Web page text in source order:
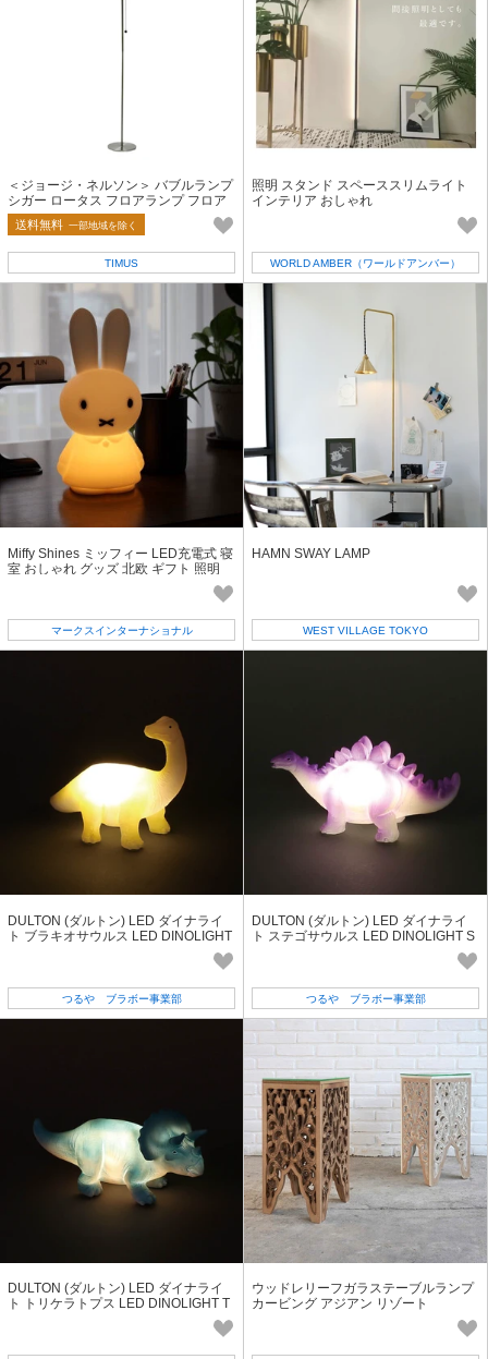
＜ジョージ・ネルソン＞ バブルランプ
シガー ロータス フロアランプ フロア
ライト Sサイズ
送料無料 一部地域を除く
TIMUS
照明 スタンド スペーススリムライト
インテリア おしゃれ
WORLD AMBER（ワールドアンバー）
Miffy Shines ミッフィー LED充電式 寝
室 おしゃれ グッズ 北欧 ギフト 照明
マークスインターナショナル
HAMN SWAY LAMP
WEST VILLAGE TOKYO
DULTON (ダルトン) LED ダイナライ
ト ブラキオサウルス LED DINOLIGHT
つるや ブラボー事業部
DULTON (ダルトン) LED ダイナライ
ト ステゴサウルス LED DINOLIGHT S
つるや ブラボー事業部
DULTON (ダルトン) LED ダイナライ
ト トリケラトプス LED DINOLIGHT T
ウッドレリーフガラステーブルランプ
カービング アジアン リゾート